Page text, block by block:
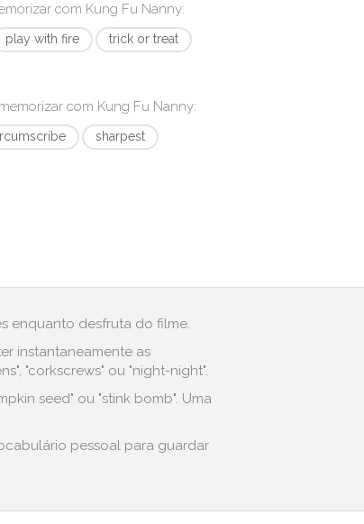
com Kung Fu Nanny:
play with fire
trick or treat
com Kung Fu Nanny:
sharpest
enquanto desfruta do filme.
instantaneamente as
"corkscrews" ou "night-night".
seed" ou "stink bomb". Uma
pessoal para guardar